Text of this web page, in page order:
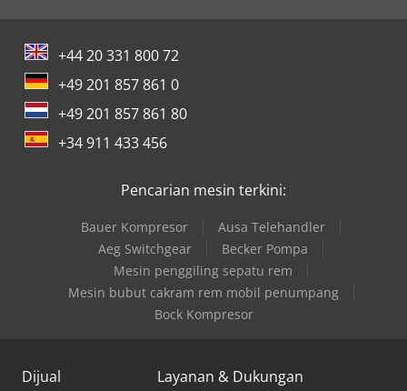
+44 20 331 800 72
+49 201 857 861 0
+49 201 857 861 80
+34 911 433 456
Pencarian mesin terkini:
Bauer Kompresor
Ausa Telehandler
Aeg Switchgear
Becker Pompa
Mesin penggiling sepatu rem
Mesin bubut cakram rem mobil penumpang
Bock Kompresor
Dijual Layanan & Dukungan